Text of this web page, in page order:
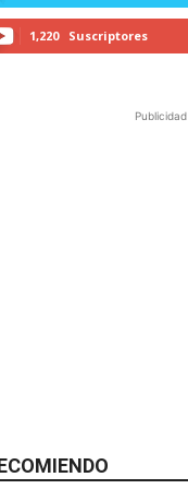
1,220 Suscriptores
Publicidad